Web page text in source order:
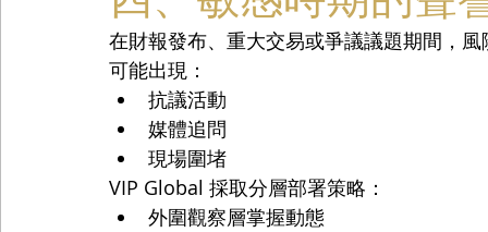
在財報發布、重大交易或爭議議題期間，
可能出現：
抗議活動
媒體追問
現場圍堵
VIP Global 採取分層部署策略：
外圍觀察層掌握動態